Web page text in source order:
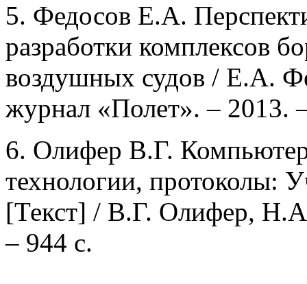
5. Федосов Е.А.
разработки комплексов
воздушных судов / Е.А.
журнал «Полет». –
6. Олифер В.Г.
технологии, протоколы:
[Текст] / В.Г. Олифер,
– 944 с.